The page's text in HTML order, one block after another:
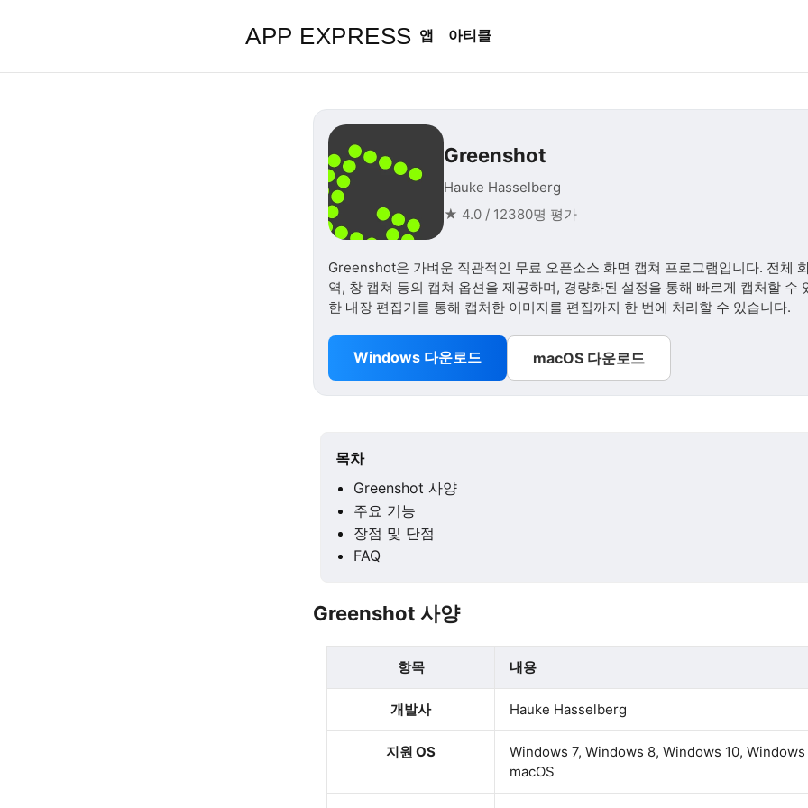
APP EXPRESS 앱 아티클
Greenshot
Hauke Hasselberg
★ 4.0 / 12380명 평가
Greenshot은 가벼운 직관적인 무료 오픈소스 화면 캡쳐 프로그램입니다. 전체
역, 창 캡쳐 등의 캡쳐 옵션을 제공하며, 경량화된 설정을 통해 빠르게 캡처할 수
한 내장 편집기를 통해 캡처한 이미지를 편집까지 한 번에 처리할 수 있습니다.
Windows 다운로드 macOS 다운로드
목차
Greenshot 사양
주요 기능
장점 및 단점
FAQ
Greenshot 사양
항목 내용
개발사 Hauke Hasselberg
지원 OS
Windows 7, Windows 8, Windows 10, Windows
macOS